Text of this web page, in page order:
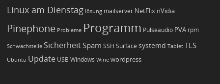
Linux am Dienstag lösung mailserver NetFlix nVidia
Pinephone Probleme Programm Pulseaudio PVA rpm
Schwachstelle Sicherheit Spam SSH Surface systemd Tablet TLS
Ubuntu Update USB Windows Wine wordpress